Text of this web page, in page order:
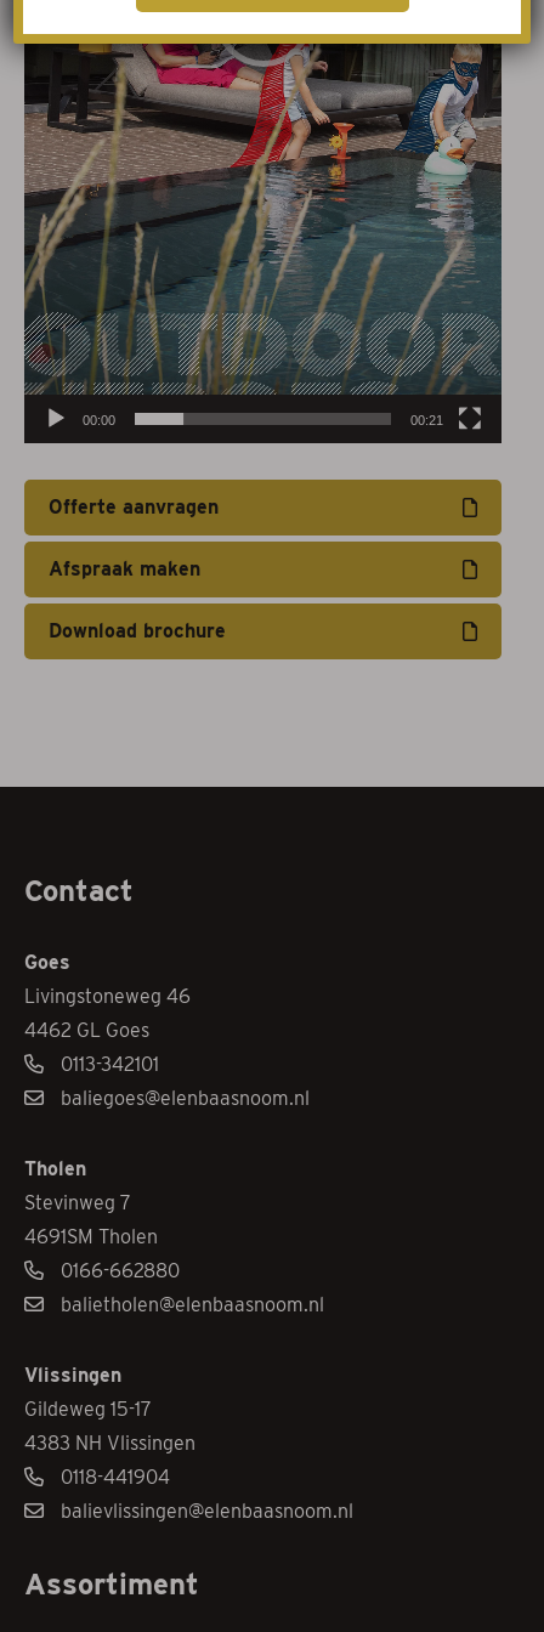
00:00 00:21
Offerte aanvragen
Afspraak maken
Download brochure
Contact
Goes
Livingstoneweg 46
4462 GL Goes
0113-342101
baliegoes@elenbaasnoom.nl
Tholen
Stevinweg 7
4691SM Tholen
0166-662880
balietholen@elenbaasnoom.nl
Vlissingen
Gildeweg 15-17
4383 NH Vlissingen
0118-441904
balievlissingen@elenbaasnoom.nl
Assortiment